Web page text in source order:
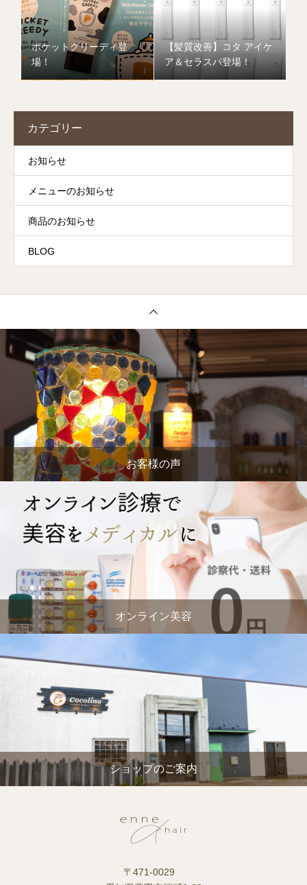
ポケットグリーディ登
場！
【髪質改善】コタ アイケ
ア＆セラスパ登場！
カテゴリー
お知らせ
メニューのお知らせ
商品のお知らせ
BLOG
お客様の声
オンライン美容
ショップのご案内
〒471-0029